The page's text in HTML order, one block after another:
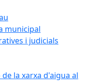
municipal
i judicials
la xarxa d'aigua al